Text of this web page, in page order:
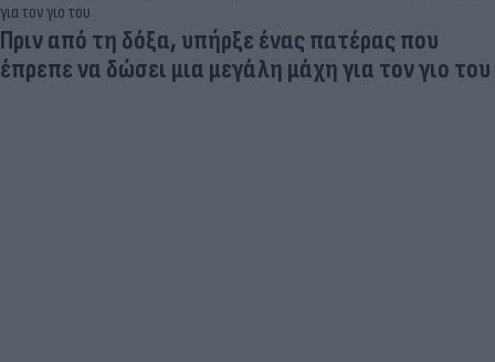
Παντρεύεται ο Ρονάλντο; Έγινε χαμός,
εμφανίστηκε άλλη νύφη και ο CR7… έπεσε κάτω